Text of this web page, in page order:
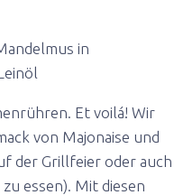
in
Et voilá! Wir
von Majonaise und
der Grillfeier oder auch
essen). Mit diesen